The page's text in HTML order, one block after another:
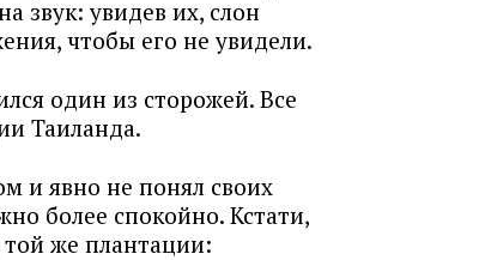
звук: увидев их, слон
чтобы его не увидели.
один из сторожей. Все
Таиланда.
и явно не понял своих
более спокойно. Кстати,
же плантации: